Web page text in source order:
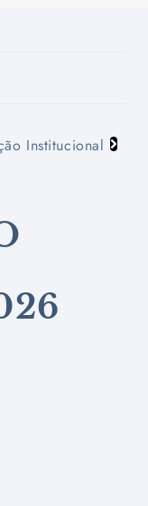
Institucional